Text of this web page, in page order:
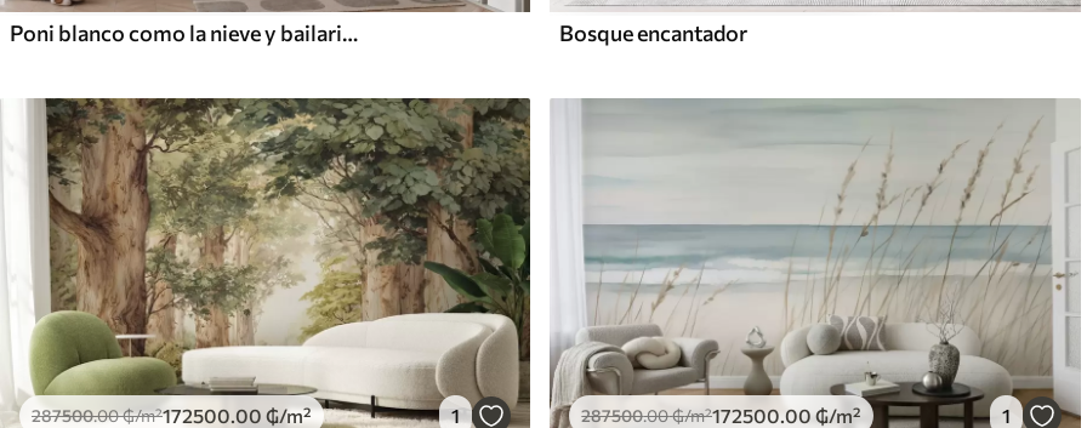
Poni blanco como la nieve y bailarina entre flores y nubes Bosque encantador
287500.00₲/m²172500 .00 ₲/m² 1 287500.00₲/m²172500 .00 ₲/m² 1